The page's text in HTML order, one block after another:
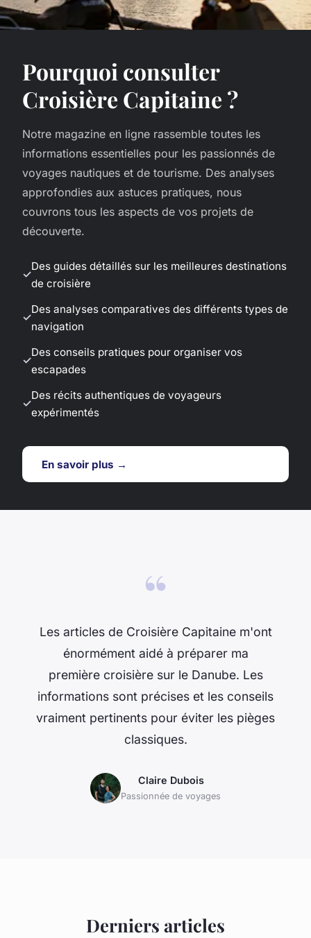
Pourquoi consulter
Croisière Capitaine ?
Notre magazine en ligne rassemble toutes les
informations essentielles pour les passionnés de
voyages nautiques et de tourisme. Des analyses
approfondies aux astuces pratiques, nous
couvrons tous les aspects de vos projets de
découverte.
Des guides détaillés sur les meilleures destinations
de croisière
Des analyses comparatives des différents types de
navigation
Des conseils pratiques pour organiser vos
escapades
Des récits authentiques de voyageurs
expérimentés
En savoir plus →
“
Les articles de Croisière Capitaine m'ont
énormément aidé à préparer ma
première croisière sur le Danube. Les
informations sont précises et les conseils
vraiment pertinents pour éviter les pièges
classiques.
Claire Dubois
Passionnée de voyages
Derniers articles